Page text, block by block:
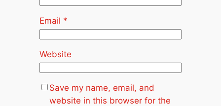
Email *
Website
Save my name, email, and
website in this browser for the